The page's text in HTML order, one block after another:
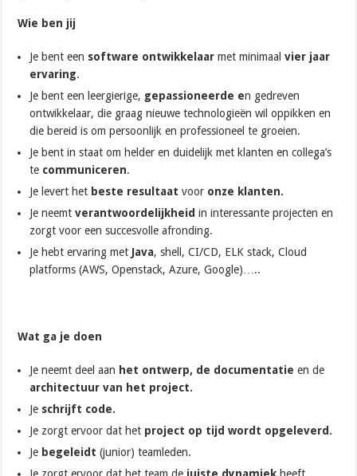
Wie ben jij
Je bent een software ontwikkelaar met minimaal vier jaar
ervaring.
Je bent een leergierige, gepassioneerde en gedreven
ontwikkelaar, die graag nieuwe technologieën wil oppikken en
die bereid is om persoonlijk en professioneel te groeien.
Je bent in staat om helder en duidelijk met klanten en collega’s
te communiceren.
Je levert het beste resultaat voor onze klanten.
Je neemtverantwoordelijkheid in interessante projecten en
zorgt voor een succesvolle afronding.
Je hebt ervaring met Java, shell, CI/CD, ELK stack, Cloud
platforms (AWS, Openstack, Azure, Google)…..
Wat ga je doen
Je neemt deel aan het ontwerp, de documentatieen de
architectuur van het project.
Je schrijft code.
Je zorgt ervoor dat het project op tijd wordt opgeleverd.
Je begeleidt (junior) teamleden.
Je zorgt ervoor dat het team de juiste dynamiek heeft